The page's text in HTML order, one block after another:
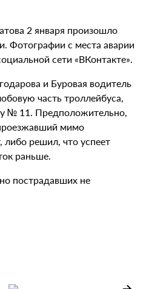
2 января произошло
Фотографии с места аварии
сети «ВКонтакте».
и Буровая водитель
часть троллейбуса,
№ 11. Предположительно,
мимо
либо решил, что успеет
раньше.
пострадавших не